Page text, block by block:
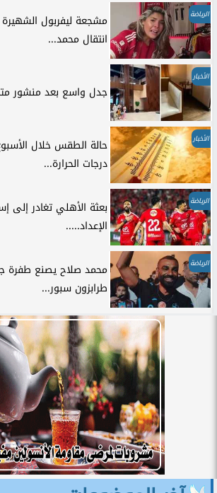
الرياضة
مشجعة ليفربول الشهيرة
انتقال محمد...
الأخبار
جدل واسع بعد منشور
الأخبار
حالة الطقس خلال
درجات الحرارة...
الرياضة
بعثة الأهلي تغادر إلى
الإعداد.....
الرياضة
محمد صلاح يصنع طفرة
طرابزون سبور...